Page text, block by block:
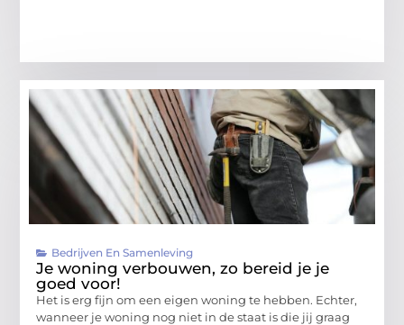
Bedrijven En Samenleving
Je woning verbouwen, zo bereid je je
goed voor!
Het is erg fijn om een eigen woning te hebben. Echter,
wanneer je woning nog niet in de staat is die jij graag